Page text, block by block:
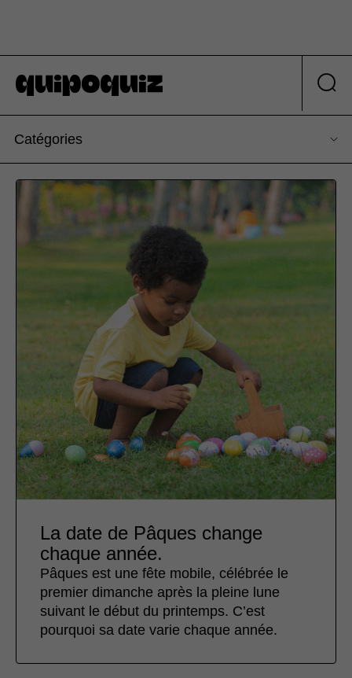
Catégories
La date de Pâques change
chaque année.
Pâques est une fête mobile, célébrée le
premier dimanche après la pleine lune
suivant le début du printemps. C’est
pourquoi sa date varie chaque année.